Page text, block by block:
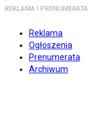
REKLAMA I PRENUMERATA
Reklama
Ogłoszenia
Prenumerata
Archiwum